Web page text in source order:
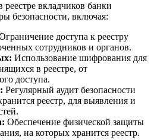
вкладчиков банки
безопасности, включая:
доступа к реестру
сотрудников и органов.
Использование шифрования для
в реестре, от
доступа.
Регулярный аудит безопасности
реестр, для выявления и
Обеспечение физической защиты
на которых хранится реестр.